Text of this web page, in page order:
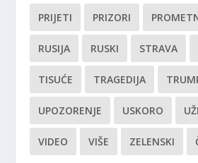
PRIJETI PRIZORI
RUSIJA RUSKI STRAVA
TISUĆE TRAGEDIJA
UPOZORENJE USKORO
VIDEO VIŠE ZELENSKI